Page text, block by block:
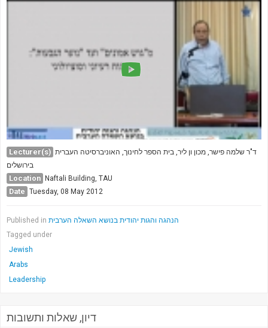
Lecturer(s) ד"ר שלמה פישר, מכון ון ליר, בית הספר לחינוך, האוניברסיטה העברית
בירושלים
Location Naftali Building, TAU
Date Tuesday, 08 May 2012
Published in הנהגה והגות יהודית בנושא השאלה הערבית
Tagged under
Jewish
Arabs
Leadership
דיון, שאלות ותשובות